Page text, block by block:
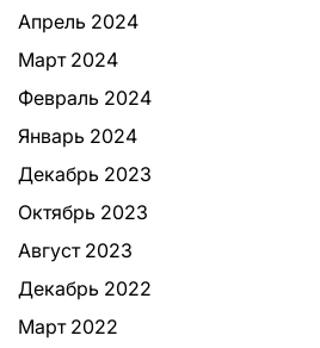
Апрель 2024
Март 2024
Февраль 2024
Январь 2024
Декабрь 2023
Октябрь 2023
Август 2023
Декабрь 2022
Март 2022